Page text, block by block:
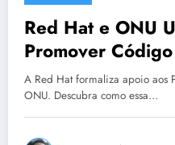
Red Hat e ONU
Promover
Globalmente
A Red Hat formaliza apoio aos
ONU. Descubra como essa…